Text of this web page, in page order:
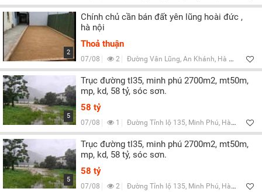
2
Chính chủ cần bán đất yên lũng hoài đức ,
hà nội
Thoả thuận
07/08 2 Đường Vân Lũng, An Khánh, Hà Nội
5
Trục đường tl35, minh phú 2700m2, mt50m,
mp, kd, 58 tỷ, sóc sơn.
58 tỷ
07/08 1 Đường Tỉnh lộ 135, Minh Phú, Hà Nội
5
Trục đường tl35, minh phú 2700m2, mt50m,
mp, kd, 58 tỷ, sóc sơn.
58 tỷ
07/08 2 Đường Tỉnh lộ 135, Minh Phú, Hà Nội